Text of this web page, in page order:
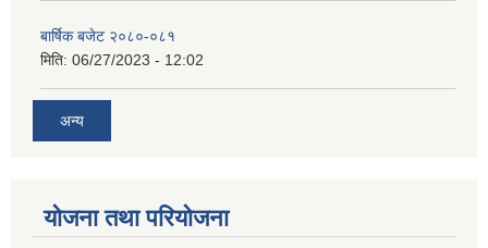
बार्षिक बजेट २०८०-०८१
मिति: 06/27/2023 - 12:02
अन्य
योजना तथा परियोजना